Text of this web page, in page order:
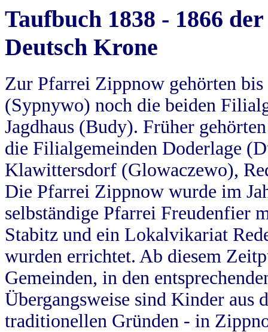
Taufbuch 1838 - 1866
Deutsch Krone
Zur Pfarrei Zippnow gehörten
(Sypnywo) noch die beiden
Jagdhaus (Budy). Früher
die Filialgemeinden Doderlage
Klawittersdorf (Glowaczewo),
Die Pfarrei Zippnow wurde im
selbständige Pfarrei Freudenfier
Stabitz und ein Lokalvikariat
wurden errichtet. Ab diesem
Gemeinden, in den
Übergangsweise sind Kinder aus
traditionellen Gründen - in